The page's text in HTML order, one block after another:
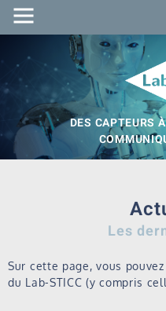
DES CAPTEURS
Les
Sur cette page, vous
du Lab-STICC (y compris